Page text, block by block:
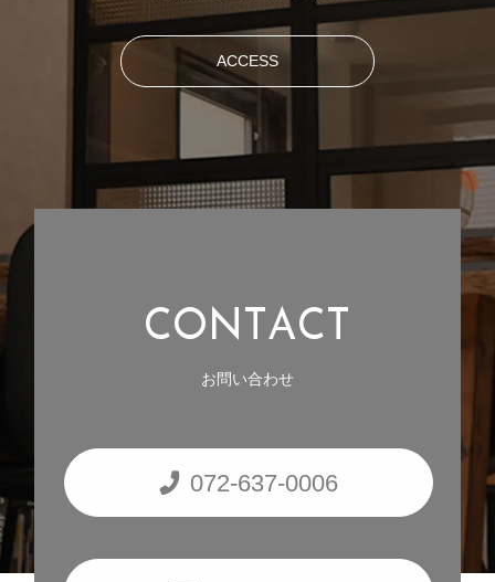
ACCESS
CON T AC T
お問い合わせ
072-637-0006